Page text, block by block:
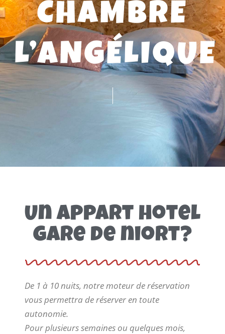
CHAMBRE
L’ANGÉLIQUE
Un appart hotel
gare de niort?
De 1 à 10 nuits, notre moteur de réservation
vous permettra de réserver en toute
autonomie.
Pour plusieurs semaines ou quelques mois,